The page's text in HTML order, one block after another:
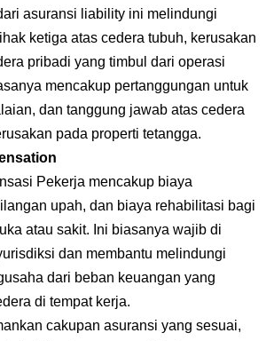
asuransi liability ini melindungi
ketiga atas cedera tubuh, kerusakan
pribadi yang timbul dari operasi
mencakup pertanggungan untuk
dan tanggung jawab atas cedera
pada properti tetangga.
Pekerja mencakup biaya
upah, dan biaya rehabilitasi bagi
atau sakit. Ini biasanya wajib di
dan membantu melindungi
dari beban keuangan yang
di tempat kerja.
cakupan asuransi yang sesuai,